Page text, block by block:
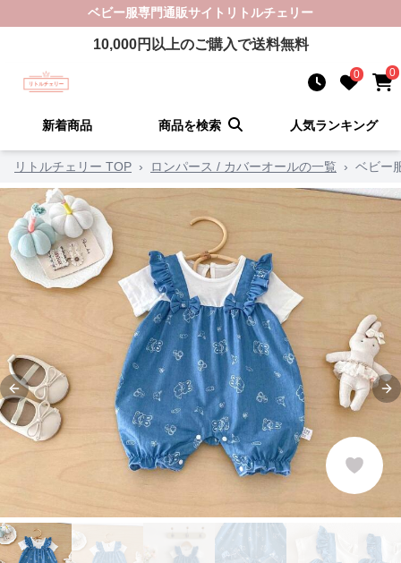
ベビー服専門通販サイト リトルチェリー
10,000円以上のご購入で送料無料
0 0
新着商品 商品を検索 人気ランキング
リトルチェリー TOP › ロンパース / カバーオールの一覧 › ベビー
Previous slide